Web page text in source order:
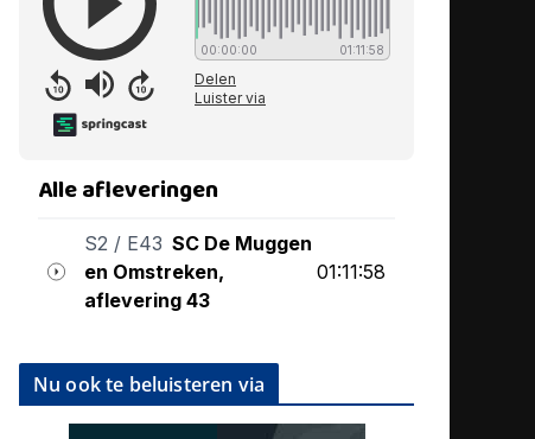
Nu ook te beluisteren via